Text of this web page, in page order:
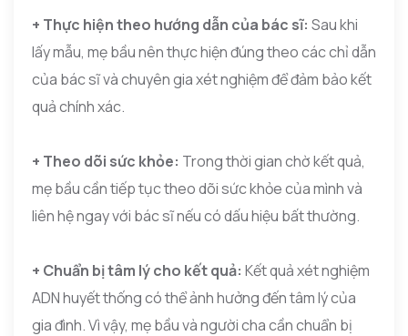
+ Thực hiện theo hướng dẫn của bác sĩ: Sau khi
lấy mẫu, mẹ bầu nên thực hiện đúng theo các chỉ dẫn
của bác sĩ và chuyên gia xét nghiệm để đảm bảo kết
quả chính xác.
+ Theo dõi sức khỏe: Trong thời gian chờ kết quả,
mẹ bầu cần tiếp tục theo dõi sức khỏe của mình và
liên hệ ngay với bác sĩ nếu có dấu hiệu bất thường.
+ Chuẩn bị tâm lý cho kết quả: Kết quả xét nghiệm
ADN huyết thống có thể ảnh hưởng đến tâm lý của
gia đình. Vì vậy, mẹ bầu và người cha cần chuẩn bị